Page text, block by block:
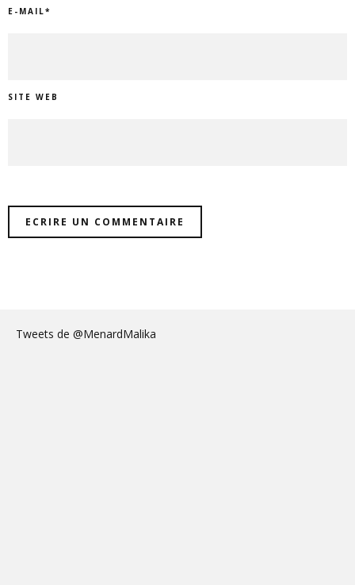
E-MAIL*
SITE WEB
Tweets de @MenardMalika